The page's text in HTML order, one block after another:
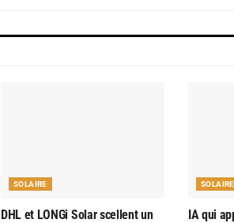
SOLAIRE
DHL et LONGi Solar scellent un
SOLAIRE
IA qui